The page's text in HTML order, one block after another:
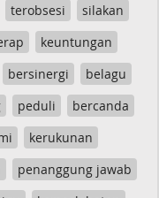
terobsesi
silakan
keuntungan
bersinergi
belagu
peduli
bercanda
kerukunan
penanggung jawab